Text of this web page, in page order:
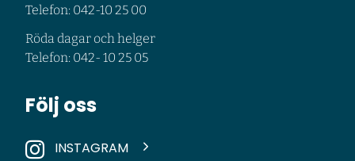
Telefon: 042-10 25 00
Röda dagar och helger
Telefon: 042- 10 25 05
Följ oss
INSTAGRAM